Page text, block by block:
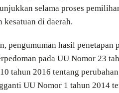
selama proses
kesatuan di daerah.
pengumuman hasil
pada UU Nomor 23
tahun 2016 tentang
UU Nomor 1 tahun 2014